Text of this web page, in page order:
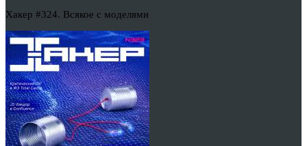
Хакер #324. Всякое с моделями